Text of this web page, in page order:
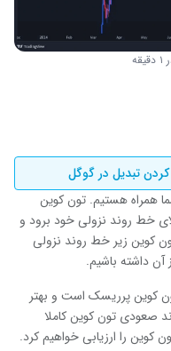
تبدیل در گوگل
تون کوین امروز ۱۱ مهر با شما همراه هستیم. تون کوین
خط روند نزولی خود برود و
کوین زیر خط روند نزولی
آن داشته باشیم.
کوین پرریسک است و بهتر
صعودی تون کوین کاملا
را ارزیابی خواهیم کرد.